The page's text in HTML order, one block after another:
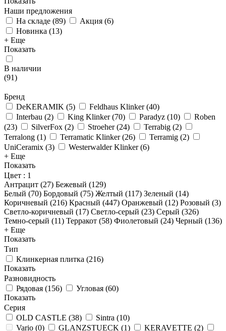
Наши предложения
На складе (89) Акция (6)
Новинка (13)
+ Еще
Показать
В наличии
(91)
Бренд
DeKERAMIK (5) Feldhaus Klinker(40)
Interbau (2) King Klinker(70) Paradyz (10)
Roben
(23) SilverFox (2) Stroeher(24) Terrabig (2)
Terralong (1) Terramatic Klinker(26) Terramig (2)
UniCeramix (3) Westerwalder Klinker(6)
+ Еще
Показать
Цвет : 1
Антрацит (27) Бежевый (129)
Белый (70) Бордовый (75) Желтый (117) Зеленый (14)
Коричневый (216) Красный (447) Оранжевый (12) Розовый (3)
Светло-коричневый (17) Светло-серый (23) Серый (326)
Темно-серый (11) Терракот (58) Фиолетовый (24) Черный (136)
+ Еще
Показать
Тип
Клинкерная плитка (216)
Показать
Разновидность
Рядовая (156) Угловая (60)
Показать
Серия
OLD CASTLE (38) Sintra (10)
Vario (0) GLANZSTUECK (1) KERAVETTE (2)